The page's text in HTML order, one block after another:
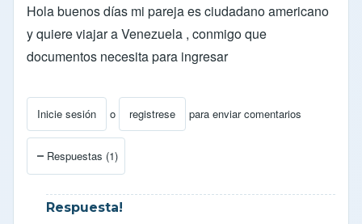
Hola buenos días mi pareja es ciudadano americano
y quiere viajar a Venezuela , conmigo que
documentos necesita para ingresar
Inicie sesión o registrese para enviar comentarios
Respuestas (1)
Respuesta!